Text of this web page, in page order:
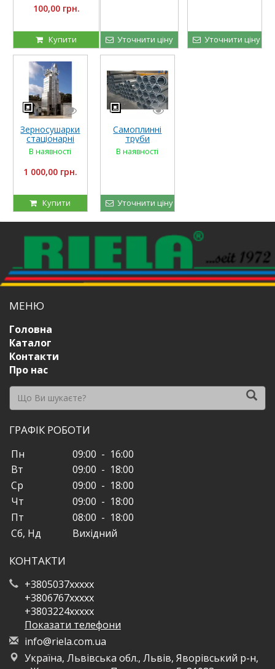
100,00 грн.
Купити Уточнити ціну Уточнити ціну
Зерносушарки
стаціонарні
RIELA, тип
GDT
В наявності
1 000,00 грн.
Купити
Самоплинні
труби
В наявності
Уточнити ціну
МЕНЮ
Головна
Каталог
Контакти
Про нас
ГРАФІК РОБОТИ
Пн
09:00 - 16:00
Вт
09:00 - 18:00
Ср
09:00 - 18:00
Чт
09:00 - 18:00
Пт
08:00 - 18:00
Сб, Нд
Вихідний
КОНТАКТИ
+3805037xxxxx
+3806767xxxxx
+3803224xxxxx
Показати телефони
info@riela.com.ua
Україна, Львівська обл., Львів, Яворівський р-н,